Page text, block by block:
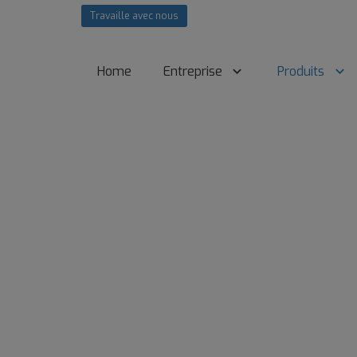
Travaille avec nous
Home Entreprise Produits